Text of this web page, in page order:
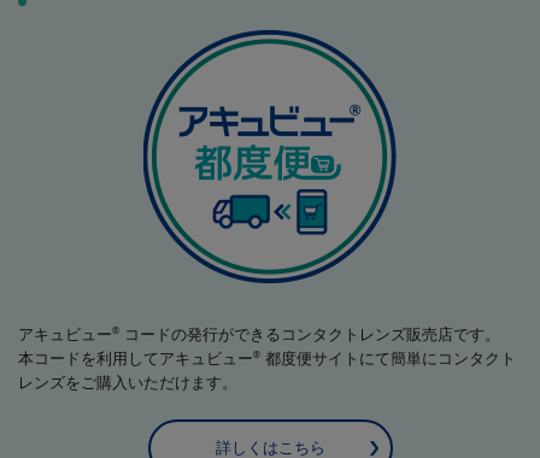
アキュビュー®
コードの発行ができるコンタクトレンズ販売店です。
本コードを利用してアキュビュー® 都度便サイトにて簡単にコンタクト
レンズをご購入いただけます。
詳しくはこちら